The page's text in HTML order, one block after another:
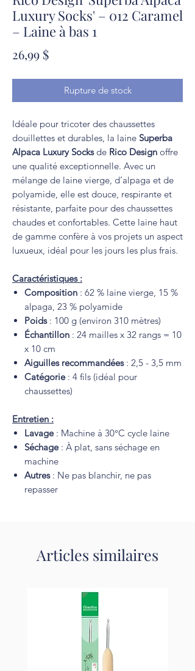
Luxury Socks' – 012 Caramel
– Laine à bas 1
26,99 $Prix
Rupture de stock
Idéale pour tricoter des chaussettes
douillettes et durables, la laine Superba
Alpaca Luxury Socksde Rico Design offre
une qualité exceptionnelle. Avec un
mélange de laine vierge, d’alpaga et de
polyamide, elle est douce, respirante et
résistante, parfaite pour des chaussettes
chaudes et confortables. Cette laine haut
de gamme confère à vos projets un aspect
luxueux, idéal pour les jours les plus frais.
Caractéristiques :
Composition : 62 % laine vierge, 15 %
alpaga, 23 % polyamide
Poids: 100 g (environ 310 mètres)
Échantillon : 24 mailles x 32 rangs = 10
x 10 cm
Aiguilles recommandées: 2,5 - 3,5 mm
Catégorie: 4 fils (idéal pour
chaussettes)
Entretien :
Lavage: Machine à 30°C cycle laine
Séchage: À plat, sans séchage en
machine
Autres: Ne pas blanchir, ne pas
repasser
Articles similaires